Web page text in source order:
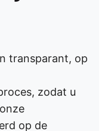
transparant, op
zodat u
op de